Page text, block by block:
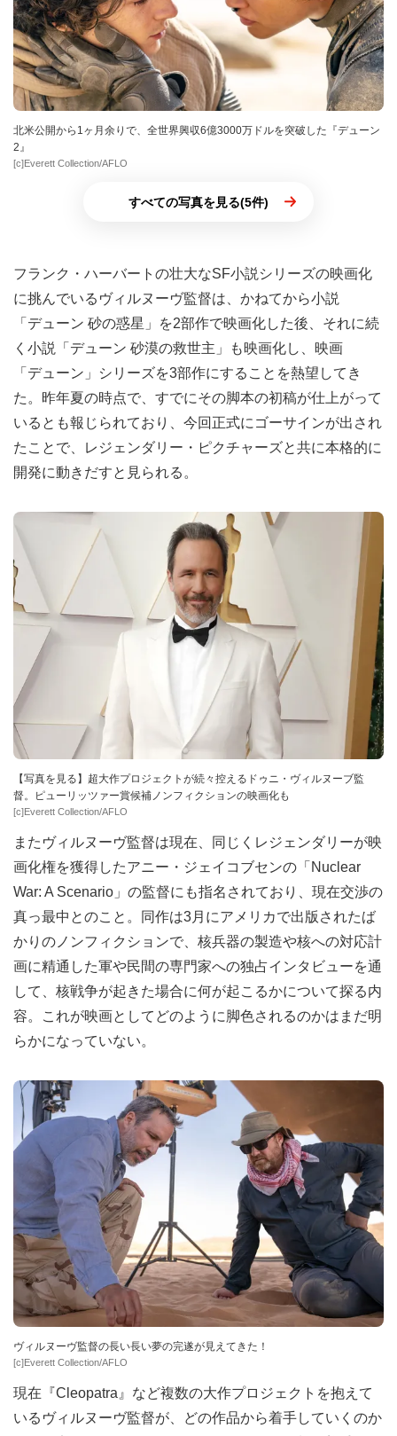
北米公開から1ヶ月余りで、全世界興収6億3000万ドルを突破した『デューン
2』
[c]Everett Collection/AFLO
すべての写真を見る(5件)
フランク・ハーバートの壮大なSF小説シリーズの映画化
に挑んでいるヴィルヌーヴ監督は、かねてから小説
「デューン 砂の惑星」を2部作で映画化した後、それに続
く小説「デューン 砂漠の救世主」も映画化し、映画
「デューン」シリーズを3部作にすることを熱望してき
た。昨年夏の時点で、すでにその脚本の初稿が仕上がって
いるとも報じられており、今回正式にゴーサインが出され
たことで、レジェンダリー・ピクチャーズと共に本格的に
開発に動きだすと見られる。
【写真を見る】超大作プロジェクトが続々控えるドゥニ・ヴィルヌーブ監
督。ピューリッツァー賞候補ノンフィクションの映画化も
[c]Everett Collection/AFLO
またヴィルヌーヴ監督は現在、同じくレジェンダリーが映
画化権を獲得したアニー・ジェイコブセンの「Nuclear
War: A Scenario」の監督にも指名されており、現在交渉の
真っ最中とのこと。同作は3月にアメリカで出版されたば
かりのノンフィクションで、核兵器の製造や核への対応計
画に精通した軍や民間の専門家への独占インタビューを通
して、核戦争が起きた場合に何が起こるかについて探る内
容。これが映画としてどのように脚色されるのかはまだ明
らかになっていない。
ヴィルヌーヴ監督の長い長い夢の完遂が見えてきた！
[c]Everett Collection/AFLO
現在『Cleopatra』など複数の大作プロジェクトを抱えて
いるヴィルヌーヴ監督が、どの作品から着手していくのか